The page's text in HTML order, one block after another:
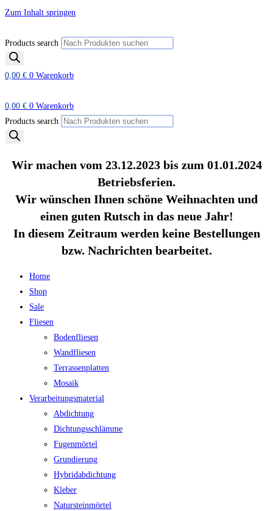
Zum Inhalt springen
Products search
0,00 € 0 Warenkorb
0,00 € 0 Warenkorb
Products search
Wir machen vom 23.12.2023 bis zum 01.01.2024
Betriebsferien.
Wir wünschen Ihnen schöne Weihnachten und
einen guten Rutsch in das neue Jahr!
In diesem Zeitraum werden keine Bestellungen
bzw. Nachrichten bearbeitet.
Home
Shop
Sale
Fliesen
Bodenfliesen
Wandfliesen
Terrassenplatten
Mosaik
Verarbeitungsmaterial
Abdichtung
Dichtungsschlämme
Fugenmörtel
Grundierung
Hybridabdichtung
Kleber
Natursteinmörtel